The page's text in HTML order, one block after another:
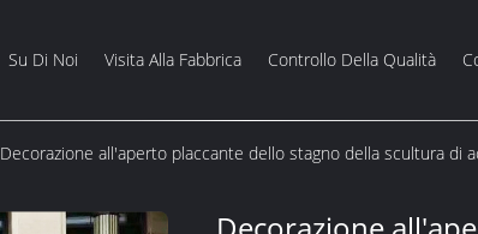
Su Di Noi Visita Alla Fabbrica Controllo Della Qualità
Decorazione all'aperto placcante dello stagno della scultura di